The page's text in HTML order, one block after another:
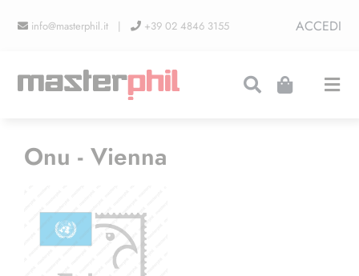
info@masterphil.it | +39 02 4846 3155 ACCEDI
LINEA COLLEZIONISMO
Onu - Vienna